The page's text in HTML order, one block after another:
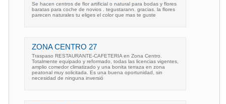
Se hacen centros de flor artificial o natural para bodas y flores
baratas para coche de novios . tegustarann. gracias. la flores
parecen naturales tu eliges el color que mas te guste
ZONA CENTRO 27
Traspaso RESTAURANTE-CAFETERIA en Zona Centro.
Totalmente equipado y reformado, todas las licencias vigentes,
amplio comedor climatizado y una bonita terraza en zona
peatonal muy solicitada. Es una buena oportunidad, sin
necesidad de ninguna inversió